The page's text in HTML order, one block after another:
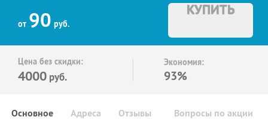
от 90 руб.
КУПИТЬ
Цена без скидки:
4000 руб.
Экономия:
93%
Основное Отзывы Вопросы по акции
Адреса